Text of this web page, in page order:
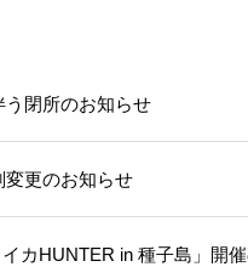
う閉所のお知らせ
変更のお知らせ
イカHUNTER in 種子島」開